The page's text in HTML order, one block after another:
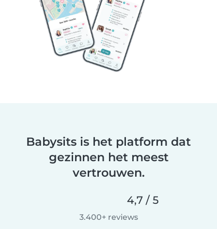
Babysits is het platform dat
gezinnen het meest
vertrouwen.
4,7 / 5
3.400+ reviews